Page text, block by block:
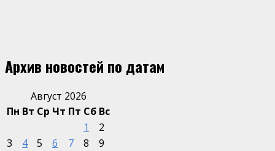
Архив новостей по датам
Август 2026
Пн Вт Ср Чт Пт Сб Вс
1
2
3
4 5 6 7 8
9